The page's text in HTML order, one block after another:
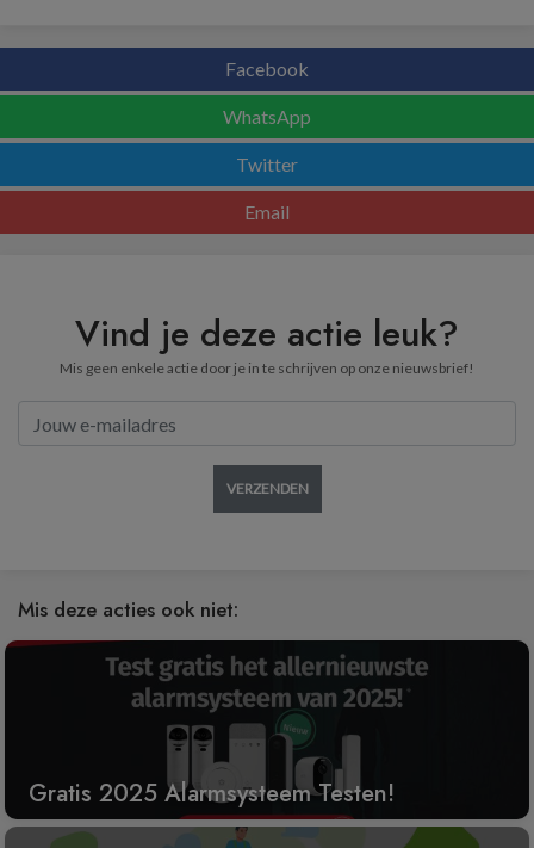
Facebook
WhatsApp
Twitter
Email
Vind je deze actie leuk?
Mis geen enkele actie door je in te schrijven op onze nieuwsbrief!
VERZENDEN
Mis deze acties ook niet:
Gratis 2025 Alarmsysteem Testen!